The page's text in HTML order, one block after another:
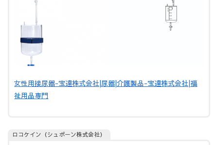
女性用接尿器-宝達株式会社|尿器|介護製品-宝達株式会社|福
祉用品専門
ロコケイン（シュポーン株式会社）